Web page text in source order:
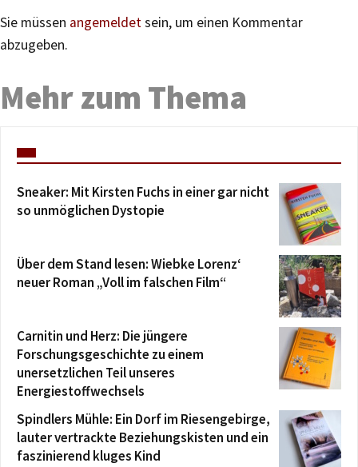
Sie müssen angemeldetsein, um einen Kommentar
abzugeben.
Mehr zum Thema
Sneaker: Mit Kirsten Fuchs in einer gar nicht
so unmöglichen Dystopie
Über dem Stand lesen: Wiebke Lorenz‘
neuer Roman „Voll im falschen Film“
Carnitin und Herz: Die jüngere
Forschungsgeschichte zu einem
unersetzlichen Teil unseres
Energiestoffwechsels
Spindlers Mühle: Ein Dorf im Riesengebirge,
lauter vertrackte Beziehungskisten und ein
faszinierend kluges Kind